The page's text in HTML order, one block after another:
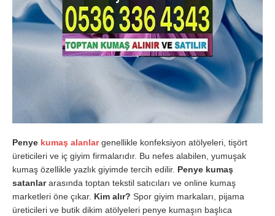
Penye kumaş alanlargenellikle konfeksiyon atölyeleri, tişört
üreticileri ve iç giyim firmalarıdır. Bu nefes alabilen, yumuşak
kumaş özellikle yazlık giyimde tercih edilir. Penye kumaş
satanlararasında toptan tekstil satıcıları ve online kumaş
marketleri öne çıkar. Kim alır? Spor giyim markaları, pijama
üreticileri ve butik dikim atölyeleri penye kumaşın başlıca